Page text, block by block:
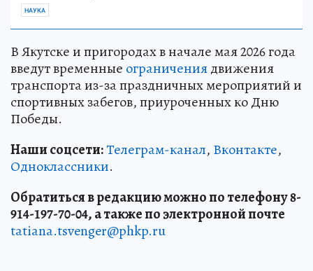
НАУКА
В Якутске и пригородах в начале мая 2026 года
введут временные ограничениядвижения
транспорта из-за праздничных мероприятий и
спортивных забегов, приуроченных ко Дню
Победы.
Наши соцсети:Телеграм-канал, Вконтакте,
Одноклассники.
Обратиться в редакцию можно по телефону 8-
914-197-70-04, а также по электронной почте
tatiana.tsvenger@phkp.ru